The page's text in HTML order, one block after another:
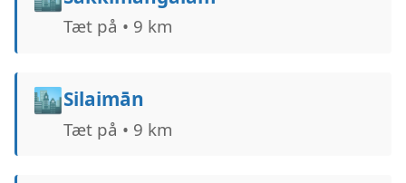
Tæt på • 9 km
🏙️Silaimān
Tæt på • 9 km